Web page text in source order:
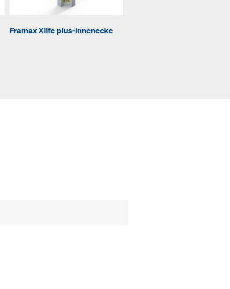
Framax Xlife plus-Innenecke